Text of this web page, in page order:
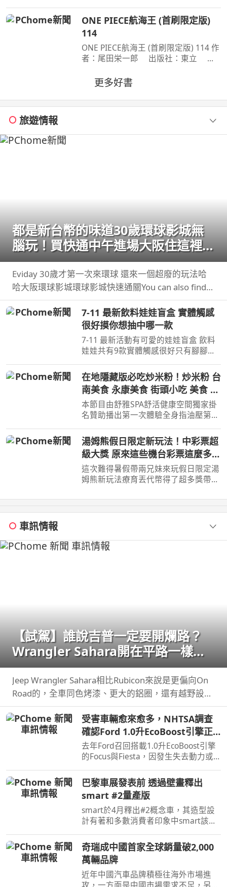
維諾拉（Nicole Vignola） 出版社：麥
田 出版日期：2024-05-30 00:00:00 ＜
內容簡介＞ 無法
ONE PIECE航海王 (首刷限定版)
114
ONE PIECE航海王 (首刷限定版) 114 作
者：尾田栄一郎 出版社：東立 出
歷史黑暗當中的「諸神峽谷事件」，其
全貌終於即將揭曉！席捲號稱最可怕海
賊團的洛克斯海賊團
更多好書
旅遊情報
都是新台幣的味道30歲環球影城無
腦玩！買快通中午進場大阪住這裡好
方便！
Eviday 30歲才第一次來環球 還來一個超廢的玩法哈
哈大阪環球影城環球影城快速通關You can also find
me here 合作/ ...
7-11 最新飲料娃娃盲盒 實體觸感
很好摸你想抽中哪一款
7-11 最新活動有可愛的娃娃盲盒 飲料
娃娃共有9款實體觸感很好只有腳腳沒
環掛在包包 ...
在地隱藏版必吃炒米粉！炒米粉 台
南美食 永康美食 街頭小吃 美食 美
食推薦 旅遊 fyp food
taiwanfood streetfood
本節目由舒雅SPA舒活健康空間獨家掛
名贊助播出第一次體驗全身指油壓第二
062985552 ...
湯姆熊假日限定新玩法！中彩票超
級大獎 原來這些機台彩票這麼多！
【Bobo TV】
這次難得暑假帶兩兄妹來玩假日限定湯
姆熊新玩法療育丟代幣得了超多獎帶兩
我們的蹦蹦 ...
車訊情報
【試駕】誰說吉普一定要開爛路？
Wrangler Sahara開在平路一樣
順！
Jeep Wrangler Sahara相比Rubicon來說是更偏向On
Road的，全車同色烤漆、更大的鋁圈，還有越野設
定，但這不表示Sahara的越野能力就比較弱，絕大多
數的越野路面Sahara還是可以輕鬆通過，但就跟標題
講的一樣…
受害車輛愈來愈多，NHTSA調查
確認Ford 1.0升EcoBoost引擎正
時皮帶會產生碎屑導致引擎鎖死
去年Ford召回搭載1.0升EcoBoost引擎
的Focus與Fiesta，因發生失去動力或
引擎鎖死情況，對此NHTSA也進入調
查，之後甚至還擴大範圍和技術工程分
析，如今則確認原因了。
巴黎車展發表前 透過壁畫釋出
smart #2量產版
smart於4月釋出#2概念車，其造型設
計有著和多數消費者印象中smart該有
相，近日smart就透過壁畫公布#2量產
版樣貌。
奇瑞成中國首家全球銷量破2,000
萬輛品牌
近年中國汽車品牌積極往海外市場進